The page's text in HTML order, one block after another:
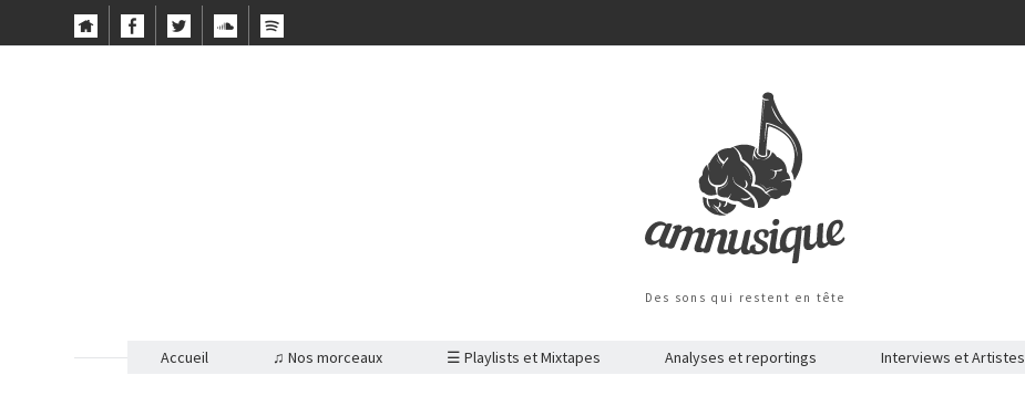
Des sons qui restent en tête
Accueil ♫ Nos morceaux ☰ Playlists et Mixtapes Analyses et reportings Interviews et Artistes